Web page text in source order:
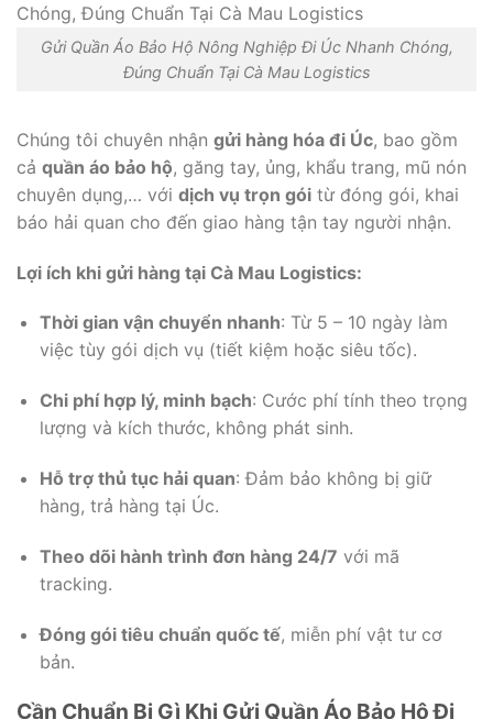
Gửi Quần Áo Bảo Hộ Nông Nghiệp Đi Úc Nhanh Chóng,
Đúng Chuẩn Tại Cà Mau Logistics
Chúng tôi chuyên nhận gửi hàng hóa đi Úc, bao gồm
cả quần áo bảo hộ, găng tay, ủng, khẩu trang, mũ nón
chuyên dụng,… với dịch vụ trọn gói từ đóng gói, khai
báo hải quan cho đến giao hàng tận tay người nhận.
Lợi ích khi gửi hàng tại Cà Mau Logistics:
Thời gian vận chuyển nhanh: Từ 5 – 10 ngày làm
việc tùy gói dịch vụ (tiết kiệm hoặc siêu tốc).
Chi phí hợp lý, minh bạch: Cước phí tính theo trọng
lượng và kích thước, không phát sinh.
Hỗ trợ thủ tục hải quan: Đảm bảo không bị giữ
hàng, trả hàng tại Úc.
Theo dõi hành trình đơn hàng 24/7 với mã
tracking.
Đóng gói tiêu chuẩn quốc tế, miễn phí vật tư cơ
bản.
Cần Chuẩn Bị Gì Khi Gửi Quần Áo Bảo Hộ Đi